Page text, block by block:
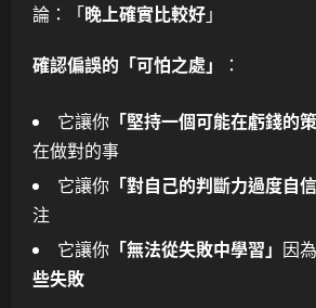
論：「晚上確實比較好」
確認偏誤的「可怕之處」 ：
它讓你 「堅持一個可能在虧錢的策
在做對的事
它讓你 「對自己的判斷力過度自信
注
它讓你 「無法從失敗中學習」 因
些失敗